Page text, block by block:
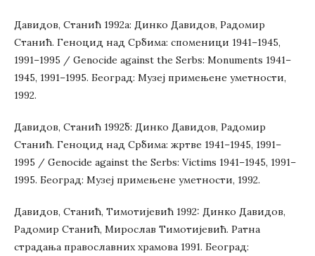
Давидов, Станић 1992а: Динко Давидов, Радомир
Станић. Геноцид над Србима: споменици 1941–1945,
1991–1995 / Genocide against the Serbs: Monuments 1941–
1945, 1991–1995. Београд: Музеј примењене уметности,
1992.
Давидов, Станић 1992б: Динко Давидов, Радомир
Станић. Геноцид над Србима: жртве 1941–1945, 1991–
1995 / Genocide against the Serbs: Victims 1941–1945, 1991–
1995. Београд: Музеј примењене уметности, 1992.
Давидов, Станић, Тимотијевић 1992: Динко Давидов,
Радомир Станић, Мирослав Тимотијевић. Ратна
страдања православних храмова 1991. Београд: